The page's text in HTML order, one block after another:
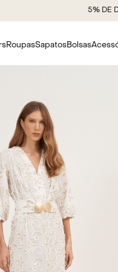
RoupasSapatosBolsas